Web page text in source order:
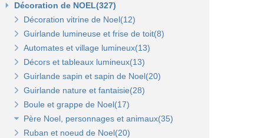
Broches pour panneaux(3)
Tablettes bois et supports(3)
Tablettes verre et supports(3)
Autres supports(5)
Bras et penderies pour panneaux standard(0)
Accessoires pour panneaux Opus(0)
Tablettes verre et supports Opus(0)
Gondole double de départ(0)
Montant terminal métal(0)
Broches et barres de charge(6)
Penderies et bras fond métal(4)
Tablettes et paniers(5)
Gondole simple de départ fond bois(0)
Montant terminal pour fond bois(0)
Penderies et bras fond bois(4)
Tablettes(4)
Décoration de NOEL(327)
Décoration vitrine de Noel(12)
Guirlande lumineuse et frise de toit(8)
Automates et village lumineux(13)
Décors et tableaux lumineux(13)
Guirlande sapin et sapin de Noel(20)
Guirlande nature et fantaisie(28)
Boule et grappe de Noel(17)
Père Noel, personnages et animaux(35)
Animaux et personnages(18)
Ruban et noeud de Noel(20)